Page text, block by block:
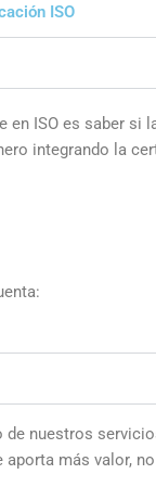
ISO
en ISO es saber si
integrando la
de nuestros
más valor,